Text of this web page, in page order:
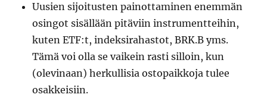
Uusien sijoitusten painottaminen enemmän
osingot sisällään pitäviin instrumentteihin,
kuten ETF:t, indeksirahastot, BRK.B yms.
Tämä voi olla se vaikein rasti silloin, kun
(olevinaan) herkullisia ostopaikkoja tulee
osakkeisiin.